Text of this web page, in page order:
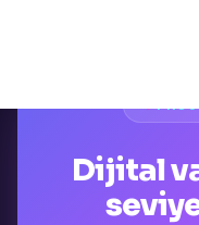
Dijital